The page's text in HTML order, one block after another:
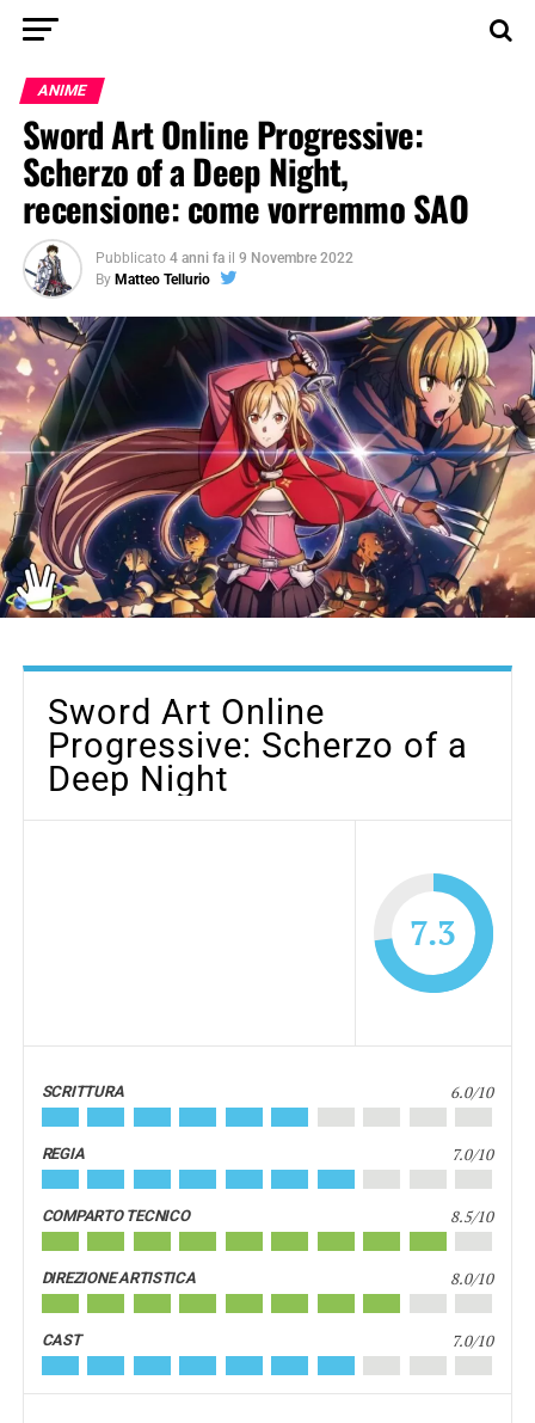
ANIME
Sword Art Online Progressive:
Scherzo of a Deep Night,
recensione: come vorremmo SAO
Pubblicato 4 anni fa il 9 Novembre 2022
By Matteo Tellurio
Sword Art Online
Progressive: Scherzo of a
Deep Night
7.3
SCRITTURA 6.0/10
REGIA 7.0/10
COMPARTO TECNICO 8.5/10
DIREZIONE ARTISTICA 8.0/10
CAST 7.0/10